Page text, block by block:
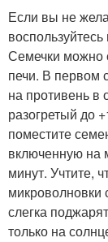
Если вы не
Семечки можно
печи. В первом
на противень в
разогретый до
поместите
включенную на
минут. Учтите,
микроволновки
слегка
только на